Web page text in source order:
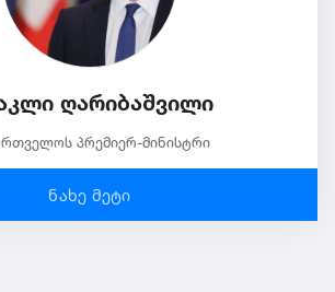
ღარიბაშვილი
პრემიერ-მინისტრი
ნახე მეტი